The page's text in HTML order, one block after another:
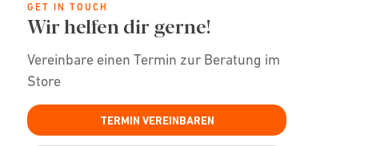
GET IN TOUCH
Wir helfen dir gerne!
Vereinbare einen Termin zur Beratung im
Store
TERMIN VEREINBAREN